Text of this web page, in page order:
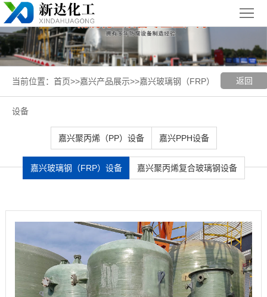
页
关
于
我
新
闻
聚丙烯
玻璃钢
返回
当前位置： 首页>>嘉兴产品展示>>嘉兴玻璃钢（FRP）
设备
嘉兴聚丙烯（PP）设备 嘉兴PPH设备
嘉兴玻璃钢（FRP）设备 嘉兴聚丙烯复合玻璃钢设备